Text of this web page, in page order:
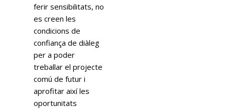
ferir sensibilitats, no
es creen les
condicions de
confiança de diàleg
per a poder
treballar el projecte
comú de futur i
aprofitar així les
oportunitats